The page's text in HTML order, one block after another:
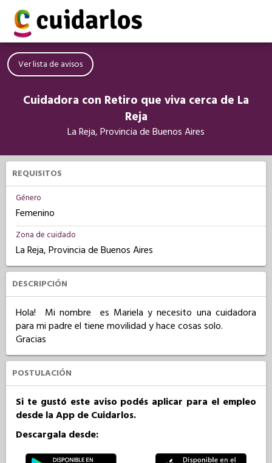
Ver lista de avisos
Cuidadora con Retiro que viva cerca de La
Reja
La Reja, Provincia de Buenos Aires
REQUISITOS
Género
Femenino
Zona de cuidado
La Reja, Provincia de Buenos Aires
DESCRIPCIÓN
Hola!  Mi nombre  es Mariela y necesito una cuidadora
para mi padre el tiene movilidad y hace cosas solo.
Gracias
POSTULACIÓN
Si te gustó este aviso podés aplicar para el empleo
desde la App de Cuidarlos.
Descargala desde: